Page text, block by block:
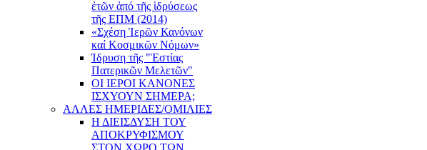
ἐτῶν ἀπό τῆς ἱδρύσεως
τῆς ΕΠΜ (2014)
«Σχέση Ἱερῶν Κανόνων
καί Κοσμικῶν Νόμων»
Ίδρυση τῆς "Ἑστίας
Πατερικῶν Μελετῶν"
ΟΙ ΙΕΡΟΙ ΚΑΝΟΝΕΣ
ΙΣΧΥΟΥΝ ΣΗΜΕΡΑ;
ΑΛΛΕΣ ΗΜΕΡΙΔΕΣ/ΟΜΙΛΙΕΣ
Η ΔΙΕΙΣΔΥΣΗ ΤΟΥ
ΑΠΟΚΡΥΦΙΣΜΟΥ
ΣΤΟΝ ΧΩΡΟ ΤΩΝ